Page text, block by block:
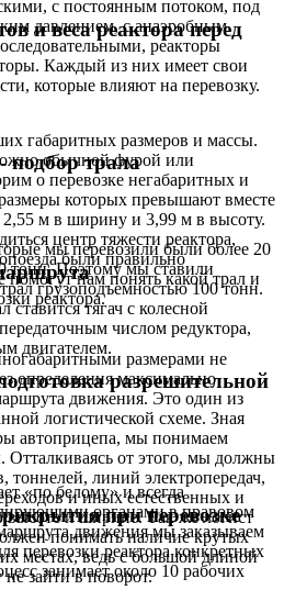
с постоянным потоком, под
давлением, с анаэробным
реакторы
Каждый из них имеет свои
которые влияют на перевозку.
и веса реактора перед
габаритных размеров и массы.
обычной фурой или
о перевозке негабаритных и
которых превышают вместе
2,55 м в ширину и 3,99 м в высоту.
центр тяжести реактора,
были правильно
нам понять какой трал и
реактора.
подбор трала
мы перевозили были более 20
тонн. Поэтому мы ставили
грузоподъемностью 100 тонн.
ставится тягач с колесной
числом редуктора,
двигателем.
размерами не
определения максимально
движения. Это один из
логистической схеме. Зная
автоприцепа, мы понимаем
Отталкиваясь от этого, мы должны
тоннелей, линий электропередач,
и иных естественных и
высоте и ширине. Так же логист
понимать наличие крутых
местах, ведь с большой длиной
зайти в поворот.
разрешительной
«по белому» и всегда
органами в правовом
движения мы заказываем
перевозки реактора конкретных
занимает около 10 рабочих
при перевозке